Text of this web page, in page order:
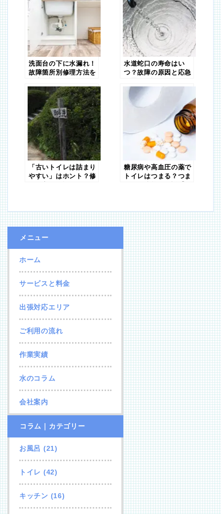
洗面台の下に水漏れ！
故障箇所別修理方法を
水道蛇口の寿命はい
つ？故障の原因と応急
「古いトイレは詰まり
やすい」はホント？修
糖尿病や高血圧の薬で
トイレはつまる？つま
メニュー
ホーム
サービスと料金
出張対応エリア
ご利用の流れ
作業実績
水のコラム
会社案内
コラム｜カテゴリー
お風呂 (21)
トイレ (42)
キッチン (16)